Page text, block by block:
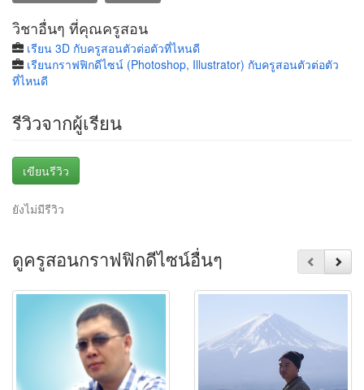
วิชาอื่นๆ ที่คุณครูสอน
เรียน 3D กับครูสอนตัวต่อตัวที่ไหนดี
เรียนกราฟฟิกดีไซน์ (Photoshop, Illustrator) กับครูสอนตัวต่อตัว
ที่ไหนดี
รีวิวจากผู้เรียน
เขียนรีวิว
ยังไม่มีรีวิว
ดูครูสอนกราฟฟิกดีไซน์อื่นๆ